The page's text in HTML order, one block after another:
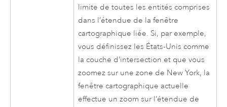
limite de toutes les entités comprises
dans l’étendue de la fenêtre
cartographique liée. Si, par exemple,
vous définissez les États-Unis comme
la couche d’intersection et que vous
zoomez sur une zone de New York, la
fenêtre cartographique actuelle
effectue un zoom sur l’étendue de